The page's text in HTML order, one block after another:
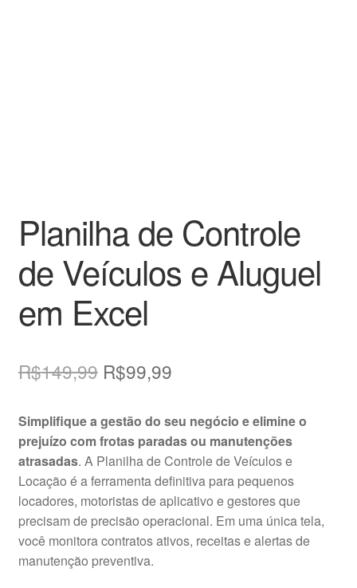
Planilha de Controle
de Veículos e Aluguel
em Excel
R$149,99 O
original
era:
R$149,99.
R$99,99O
atual
é:
R$99,99.
Simplifique a gestão do seu negócio e elimine o
prejuízo com frotas paradas ou manutenções
atrasadas. A Planilha de Controle de Veículos e
Locação é a ferramenta definitiva para pequenos
locadores, motoristas de aplicativo e gestores que
precisam de precisão operacional. Em uma única tela,
você monitora contratos ativos, receitas e alertas de
manutenção preventiva.